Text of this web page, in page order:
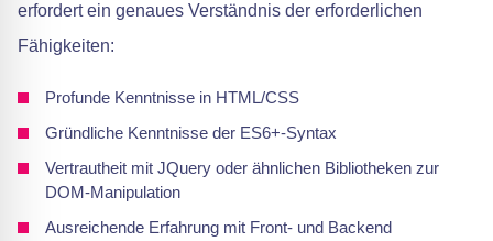
erfordert ein genaues Verständnis der erforderlichen
Fähigkeiten:
Profunde Kenntnisse in HTML/CSS
Gründliche Kenntnisse der ES6+-Syntax
Vertrautheit mit JQuery oder ähnlichen Bibliotheken zur
DOM-Manipulation
Ausreichende Erfahrung mit Front- und Backend